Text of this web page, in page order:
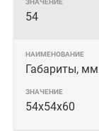
54
Габариты, мм
54х54х60